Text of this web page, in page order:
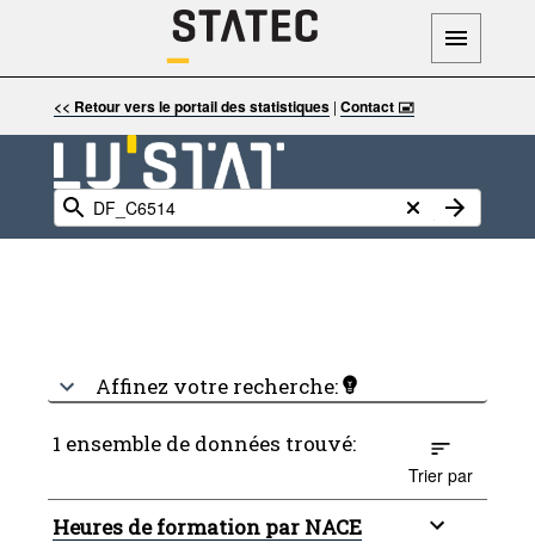
<< Retour vers le portail des statistiques| Contact 🖃
Affinez votre recherche:
1 ensemble de données trouvé:
Trier par
Heures de formation par NACE